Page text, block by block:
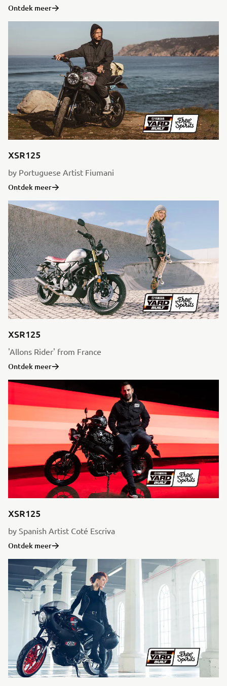
Ontdek meer
XSR125
by Portuguese Artist Fiumani
Ontdek meer
XSR125
'Allons Rider' from France
Ontdek meer
XSR125
by Spanish Artist Coté Escriva
Ontdek meer